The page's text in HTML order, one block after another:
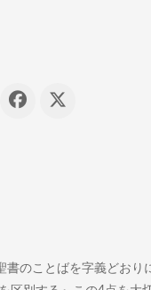
のことばを字義どおり